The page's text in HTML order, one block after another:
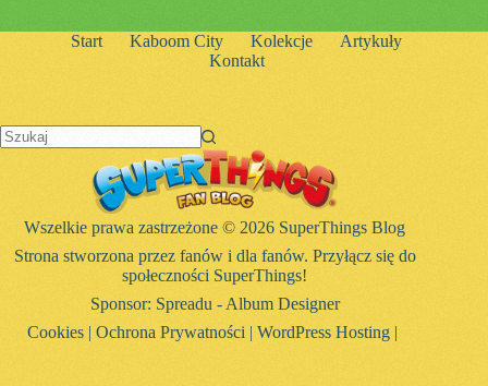
Start Kaboom City Kolekcje
Artykuły
Kontakt
Wszelkie prawa zastrzeżone © 2026 SuperThings Blog
Strona stworzona przez fanów i dla fanów. Przyłącz się do
społeczności SuperThings!
Sponsor: Spreadu - Album Designer
Cookies |Ochrona Prywatności |WordPress Hosting |